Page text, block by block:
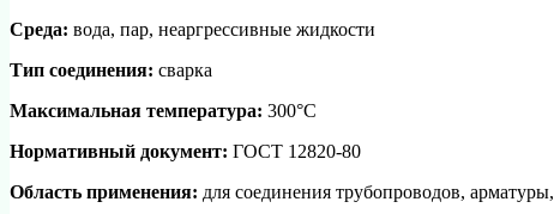
Среда: вода, пар, неаргрессивные жидкости
Тип соединения: сварка
Максимальная температура: 300°С
Нормативный документ: ГОСТ 12820-80
Область применения: для соединения трубопроводов, арматуры,